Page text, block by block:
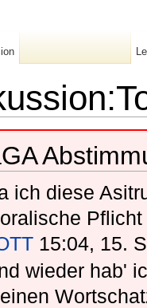
ich diese
15:04, 15.
wieder hab'